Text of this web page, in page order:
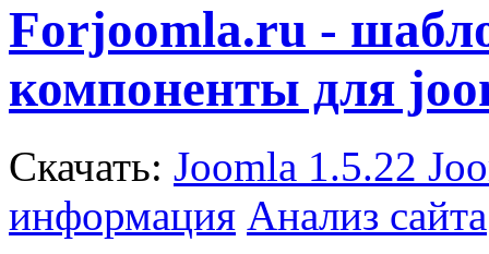
Forjoomla.ru -
компоненты для
Скачать: Joomla 1.5.22
информация Анализ сайта